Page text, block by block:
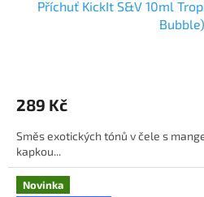
Příchuť KickIt S&V 10ml
Bubble)
289 Kč
Směs exotických tónů v čele s
kapkou...
Novinka